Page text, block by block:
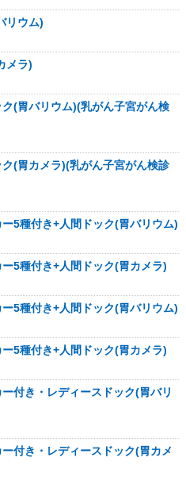
リウム)
メラ)
(胃バリウム)(乳がん子宮がん検
(胃カメラ)(乳がん子宮がん検診
5種付き+人間ドック(胃バリウム)
5種付き+人間ドック(胃カメラ)
5種付き+人間ドック(胃バリウム)
5種付き+人間ドック(胃カメラ)
付き・レディースドック(胃バリ
付き・レディースドック(胃カメ